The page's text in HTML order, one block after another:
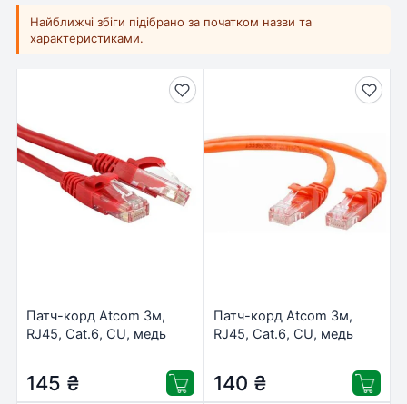
Найближчі збіги підібрано за початком назви та
характеристиками.
Патч-корд Atcom 3м,
RJ45, Cat.6, CU, медь
145 ₴
Патч-корд Atcom 3м,
RJ45, Cat.6, CU, медь
140 ₴